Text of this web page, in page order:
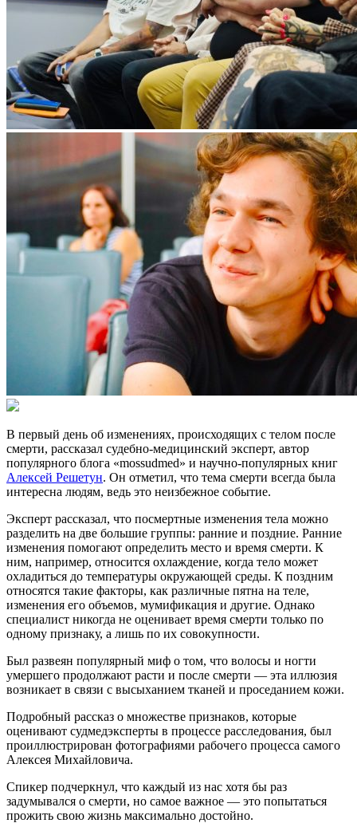
В первый день об изменениях, происходящих с телом после
смерти, рассказал судебно-медицинский эксперт, автор
популярного блога «mossudmed» и научно-популярных книг
Алексей Решетун. Он отметил, что тема смерти всегда была
интересна людям, ведь это неизбежное событие.
Эксперт рассказал, что посмертные изменения тела можно
разделить на две большие группы: ранние и поздние. Ранние
изменения помогают определить место и время смерти. К
ним, например, относится охлаждение, когда тело может
охладиться до температуры окружающей среды. К поздним
относятся такие факторы, как различные пятна на теле,
изменения его объемов, мумификация и другие. Однако
специалист никогда не оценивает время смерти только по
одному признаку, а лишь по их совокупности.
Был развеян популярный миф о том, что волосы и ногти
умершего продолжают расти и после смерти — эта иллюзия
возникает в связи с высыханием тканей и проседанием кожи.
Подробный рассказ о множестве признаков, которые
оценивают судмедэксперты в процессе расследования, был
проиллюстрирован фотографиями рабочего процесса самого
Алексея Михайловича.
Спикер подчеркнул, что каждый из нас хотя бы раз
задумывался о смерти, но самое важное — это попытаться
прожить свою жизнь максимально достойно.